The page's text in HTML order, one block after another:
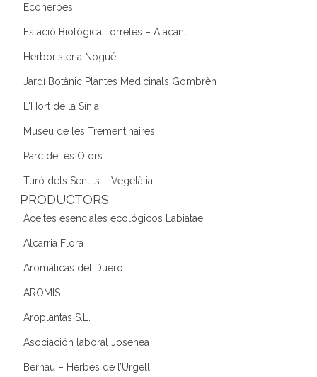
Ecoherbes
Estació Biològica Torretes – Alacant
Herboristeria Nogué
Jardí Botànic Plantes Medicinals Gombrèn
L'Hort de la Sínia
Museu de les Trementinaires
Parc de les Olors
Turó dels Sentits – Vegetàlia
PRODUCTORS
Aceites esenciales ecológicos Labiatae
Alcarria Flora
Aromáticas del Duero
AROMIS
Aroplantas S.L.
Asociación laboral Josenea
Bernau – Herbes de l’Urgell